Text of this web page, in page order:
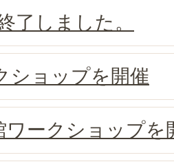
了しました。
ショップを開催
ワークショップを